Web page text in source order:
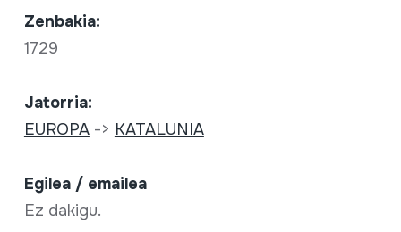
Zenbakia:
1729
Jatorria:
EUROPA-> KATALUNIA
Egilea / emailea
Ez dakigu.